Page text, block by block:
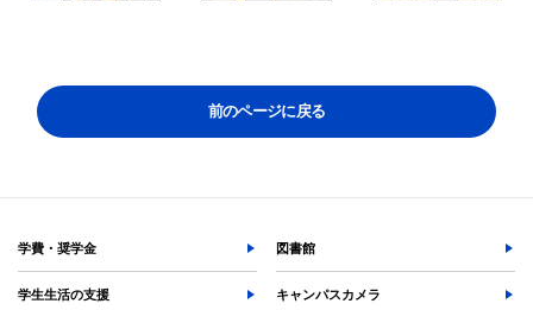
TKUポータル
奨学金
前のページに戻る
学費・奨学金 図書館
学生生活の支援 キャンパスカメラ